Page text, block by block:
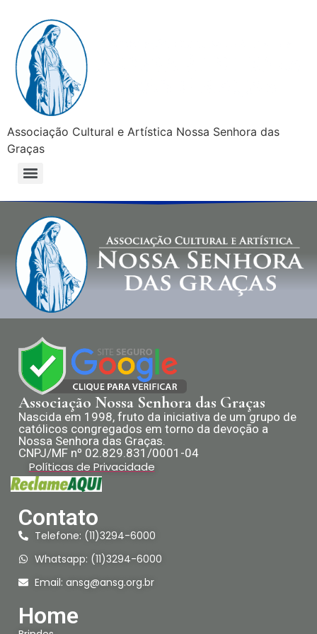
Associação Cultural e Artística Nossa Senhora das
Graças
Associação Nossa Senhora das Graças
Nascida em 1998, fruto da iniciativa de um grupo de
católicos congregados em torno da devoção a
Nossa Senhora das Graças.
CNPJ/MF nº 02.829.831/0001-04
Políticas de Privacidade
Contato
Telefone: (11)3294-6000
Whatsapp: (11)3294-6000
Email: ansg@ansg.org.br
Home